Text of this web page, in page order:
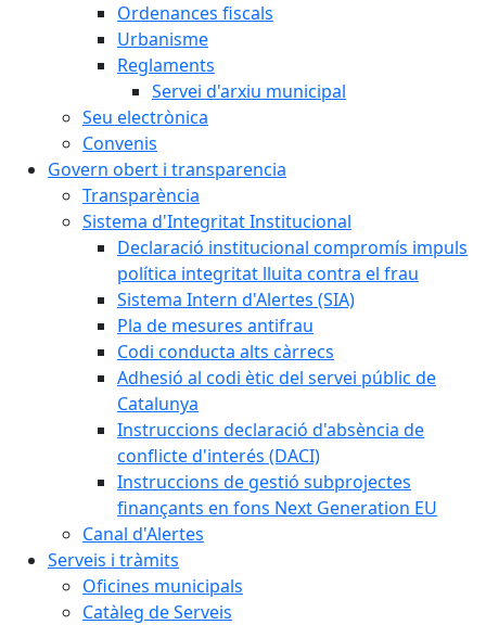
Ordenances fiscals
Urbanisme
Reglaments
Servei d'arxiu municipal
Seu electrònica
Convenis
Govern obert i transparencia
Transparència
Sistema d'Integritat Institucional
Declaració institucional compromís impuls
política integritat lluita contra el frau
Sistema Intern d'Alertes (SIA)
Pla de mesures antifrau
Codi conducta alts càrrecs
Adhesió al codi ètic del servei públic de
Catalunya
Instruccions declaració d'absència de
conflicte d'interés (DACI)
Instruccions de gestió subprojectes
finançants en fons Next Generation EU
Canal d'Alertes
Serveis i tràmits
Oficines municipals
Catàleg de Serveis